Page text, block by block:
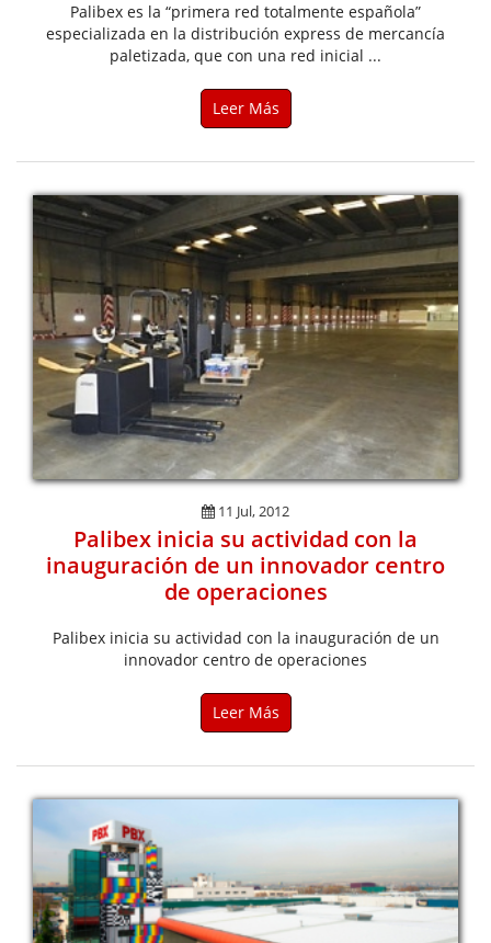
Palibex es la “primera red totalmente española”
especializada en la distribución express de mercancía
paletizada, que con una red inicial ...
Leer Más
11 Jul, 2012
Palibex inicia su actividad con la
inauguración de un innovador centro
de operaciones
Palibex inicia su actividad con la inauguración de un
innovador centro de operaciones
Leer Más